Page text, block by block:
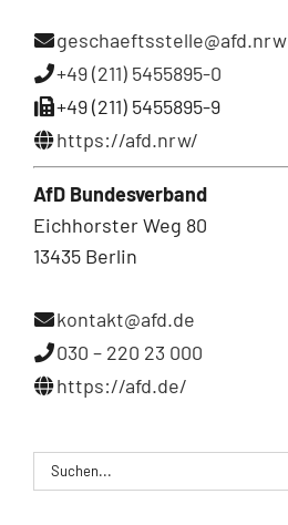
geschaeftsstelle@afd.nrw
+49 (211) 5455895-0
+49 (211) 5455895-9
https://afd.nrw/
AfD Bundesverband
Eichhorster Weg 80
13435 Berlin
kontakt@afd.de
030 – 220 23 000
https://afd.de/
Suche
nach: